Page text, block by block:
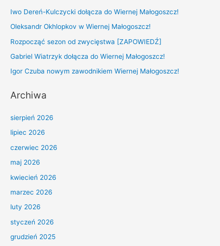
c
h
f
o
r
Iwo Dereń-Kulczycki dołącza do Wiernej Małogoszcz!
Oleksandr Okhlopkov w Wiernej Małogoszcz!
Rozpocząć sezon od zwycięstwa [ZAPOWIEDŹ]
Gabriel Wiatrzyk dołącza do Wiernej Małogoszcz!
Igor Czuba nowym zawodnikiem Wiernej Małogoszcz!
Archiwa
sierpień 2026
lipiec 2026
czerwiec 2026
maj 2026
kwiecień 2026
marzec 2026
luty 2026
styczeń 2026
grudzień 2025